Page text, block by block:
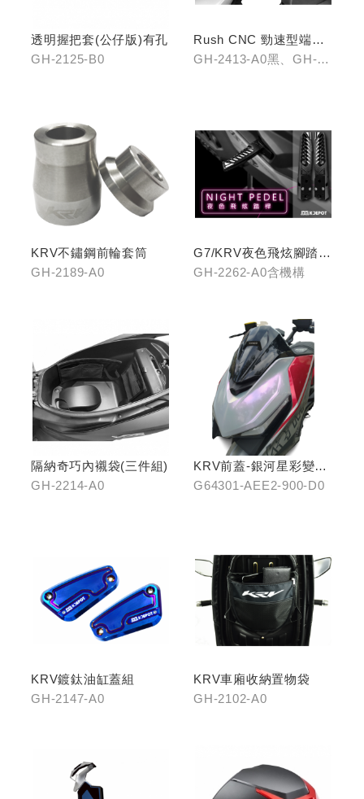
透明握把套(公仔版)有孔
GH-2125-B0
Rush CNC 勁速型端子
藍鏡(黑/銀/鈦)
GH-2413-A0黑、GH-
KRV不鏽鋼前輪套筒
GH-2189-A0
G7/KRV夜色飛炫腳踏
(含機構LHJ8)
GH-2262-A0含機構
隔納奇巧內襯袋(三件組)
GH-2214-A0
KRV前蓋-銀河星彩變色
龍
G64301-AEE2-900-D0
KRV鍍鈦油缸蓋組
GH-2147-A0
KRV車廂收納置物袋
GH-2102-A0